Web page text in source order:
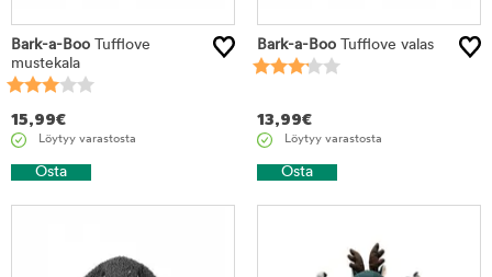
Bark-a-Boo Tufflove
mustekala
15,99€
Löytyy varastosta
Osta
Bark-a-Boo Tufflove valas
13,99€
Löytyy varastosta
Osta